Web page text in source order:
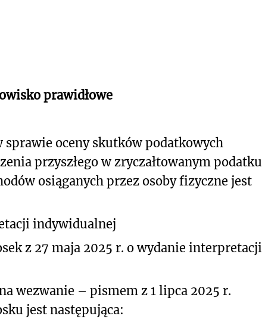
prawidłowe
oceny skutków podatkowych
przyszłego w zryczałtowanym podatku
osiąganych przez osoby fizyczne jest
indywidualnej
z 27 maja 2025 r. o wydanie interpretacji
wezwanie – pismem z 1 lipca 2025 r.
jest następująca: